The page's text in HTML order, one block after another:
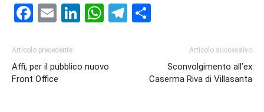
Facebook
EmailLinkedIn
WhatsApp
Telegram
Articolo precedente
Affi, per il pubblico nuovo
Front Office
Articolo successivo
Sconvolgimento all’ex
Caserma Riva di Villasanta